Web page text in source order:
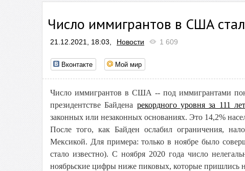
Число иммигрантов в США
21.12.2021, 18:03, Новости 1 609
Вконтакте Мой мир
Число иммигрантов в США -- под иммигрантами
президентстве Байдена рекордного уровня за 111 лет
законных или незаконных основаниях. Это 14,2%
После того, как Байден ослабил ограничения,
Мексикой. Для примера: только в ноябре было
стало известно). С ноября 2020 года число
ноябрьские цифры ниже пиковых, которые пришлись